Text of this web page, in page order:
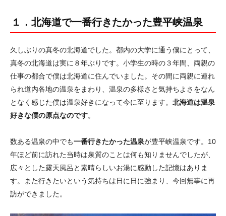
１．北海道で一番行きたかった豊平峡温泉
久しぶりの真冬の北海道でした。都内の大学に通う僕にとって、
真冬の北海道は実に８年ぶりです。小学生の時の３年間、両親の
仕事の都合で僕は北海道に住んでいました。その間に両親に連れ
られ道内各地の温泉をまわり、温泉の多様さと気持ちよさをなん
となく感じた僕は温泉好きになって今に至ります。 北海道は温泉
好きな僕の原点なのです。
数ある温泉の中でも一番行きたかった温泉が豊平峡温泉です。10
年ほど前に訪れた当時は泉質のことは何も知りませんでしたが、
広々とした露天風呂と素晴らしいお湯に感動した記憶はありま
す。また行きたいという気持ちは日に日に強まり、今回無事に再
訪ができました。